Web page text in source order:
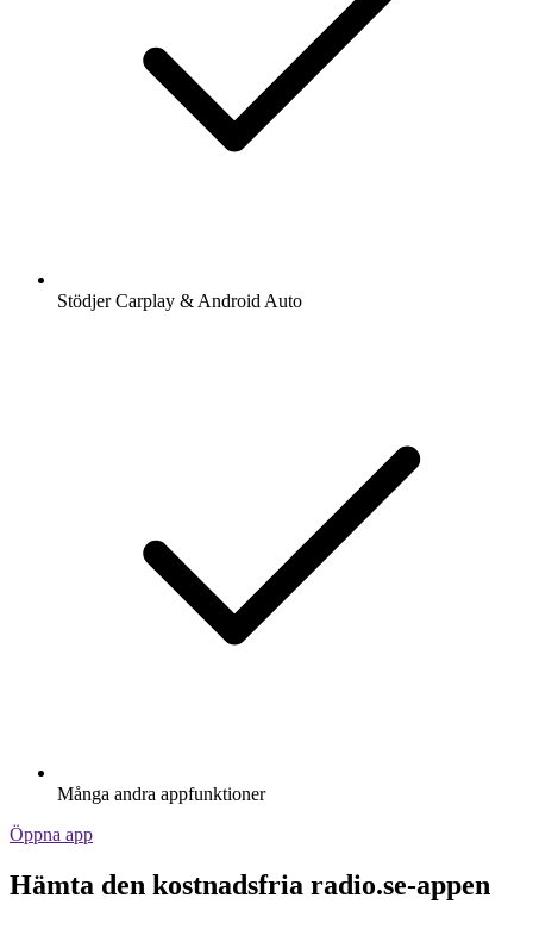
Stödjer Carplay & Android Auto
Många andra appfunktioner
Öppna app
Hämta den kostnadsfria radio.se-appen